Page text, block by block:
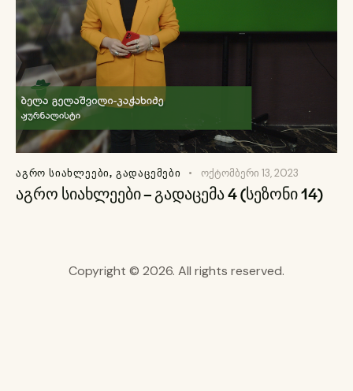
ᲐᲒᲠᲝ ᲡᲘᲐᲮᲚᲔᲔᲑᲘ, ᲒᲐᲓᲐᲪᲔᲛᲔᲑᲘ ოქტომბერი 13, 2023
აგრო სიახლეები – გადაცემა 4 (სეზონი 14)
Copyright © 2026. All rights reserved.